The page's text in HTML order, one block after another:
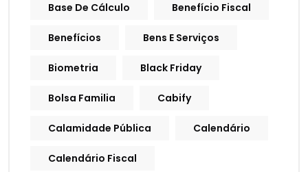
Base De Cálculo Benefício Fiscal
Benefícios Bens E Serviços
Biometria Black Friday
Bolsa Familia Cabify
Calamidade Pública Calendário
Calendário Fiscal